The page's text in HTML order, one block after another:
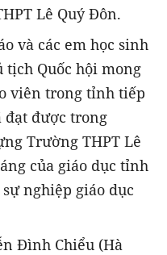
Lê Quý Đôn.
và các em học sinh
tịch Quốc hội mong
viên trong tỉnh tiếp
được trong
Trường THPT Lê
của giáo dục tỉnh
nghiệp giáo dục
Đình Chiểu (Hà